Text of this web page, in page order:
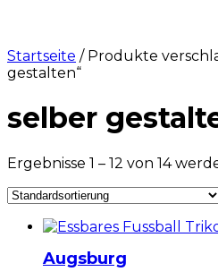
Startseite / Produkte
gestalten“
selber
Ergebnisse 1 – 12 von 14
Augsburg